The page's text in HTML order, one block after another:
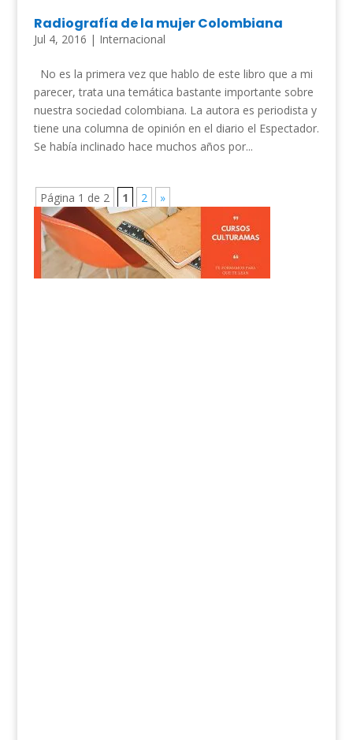
Radiografía de la mujer Colombiana
Jul 4, 2016 | Internacional
No es la primera vez que hablo de este libro que a mi
parecer, trata una temática bastante importante sobre
nuestra sociedad colombiana. La autora es periodista y
tiene una columna de opinión en el diario el Espectador.
Se había inclinado hace muchos años por...
Página 1 de 2 1 2 »